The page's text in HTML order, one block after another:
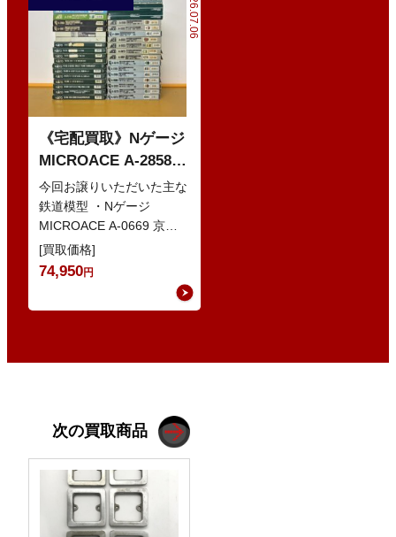
2026.07.06
《宅配買取》Nゲージ
MICROACE A-2858
京阪8000系 新塗装 な
どの鉄道模型
今回お譲りいただいた主な
鉄道模型 ・Nゲージ
MICROACE A-0669 京阪
8030系 ・Nゲージ
GREENMAX 組立キ…
[買取価格]
74,950円
次の買取商品